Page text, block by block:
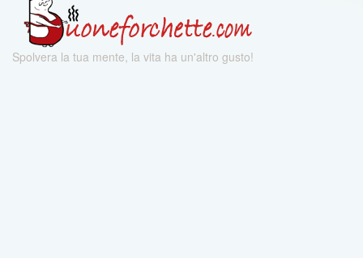
Spolvera la tua mente, la vita ha un'altro gusto!